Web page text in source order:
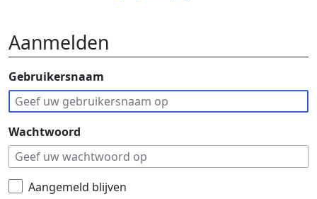
Aanmelden
Ga naar:navigatie,
Gebruikersnaam
Wachtwoord
Aangemeld blijven